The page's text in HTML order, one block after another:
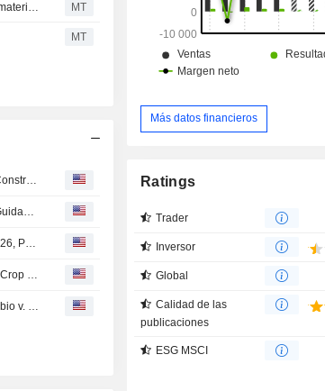
S&W Seed Co. y Shell formarán una empresa conjunta para desarrollar materias primas sostenibles para biocombustibles MT
MT
Más datos financieros
Ratings
Trader
Inversor
Global
Calidad de las
publicaciones
ESG MSCI